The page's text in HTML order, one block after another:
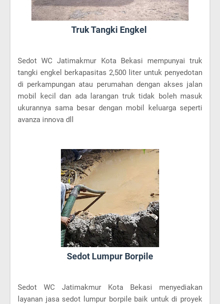
Truk Tangki Engkel
Sedot WC Jatimakmur Kota Bekasi mempunyai truk
tangki engkel berkapasitas 2,500 liter untuk penyedotan
di perkampungan atau perumahan dengan akses jalan
mobil kecil dan ada larangan truk tidak boleh masuk
ukurannya sama besar dengan mobil keluarga seperti
avanza innova dll
Sedot Lumpur Borpile
Sedot WC Jatimakmur Kota Bekasi menyediakan
layanan jasa sedot lumpur borpile baik untuk di proyek